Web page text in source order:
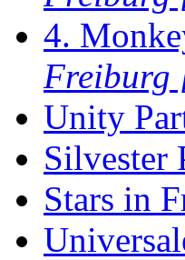
4.
Unity
Silvester
Stars in